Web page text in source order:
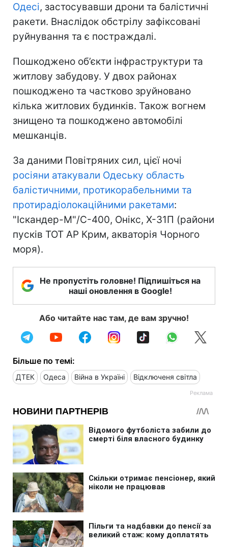
Одесі, застосувавши дрони та балістичні
ракети. Внаслідок обстрілу зафіксовані
руйнування та є постраждалі.
Пошкоджено об’єкти інфраструктури та
житлову забудову. У двох районах
пошкоджено та частково зруйновано
кілька житлових будинків. Також вогнем
знищено та пошкоджено автомобілі
мешканців.
За даними Повітряних сил, цієї ночі
росіяни атакували Одеську область
балістичними, протикорабельними та
протирадіолокаційними ракетами:
"Іскандер-М"/С-400, Онікс, Х-31П (райони
пусків ТОТ АР Крим, акваторія Чорного
моря).
Не пропустіть головне! Підпишіться на
наші оновлення в Google!
Або читайте нас там, де вам зручно!
Більше по темі:
ДТЕК Одеса Війна в Україні Відключеня світла